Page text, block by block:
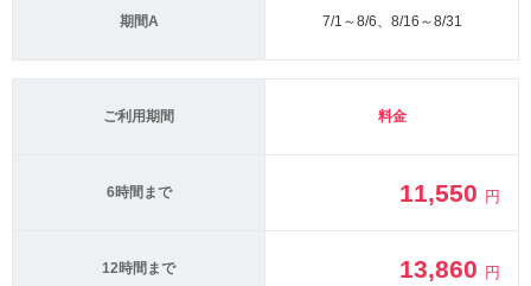
期間A 7/1～8/6、8/16～8/31
ご利用期間 料金
6時間まで 11,550 円
12時間まで 13,860 円